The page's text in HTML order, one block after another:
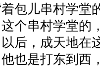
包儿串村学堂
个串村学堂的
后，成天地在
也是打东到西